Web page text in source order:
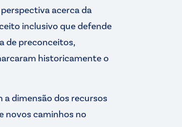
acerca da
inclusivo que defende
de preconceitos,
historicamente o
a dimensão dos recursos
novos caminhos no